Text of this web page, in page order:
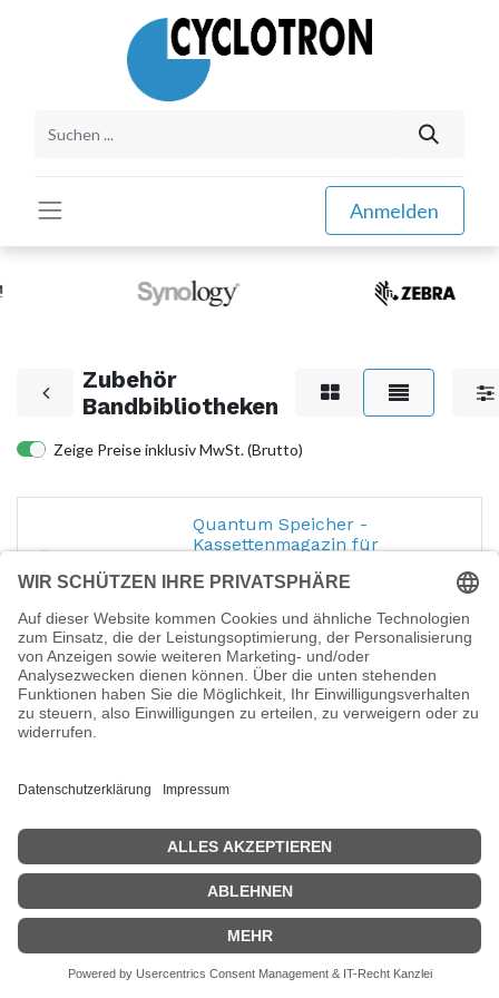
Anmelden
Zubehör
Bandbibliotheken
Zeige Preise inklusiv MwSt. (Brutto)
Quantum Speicher -
Kassettenmagazin für
EAN:0768268022706
Quantum - Speicher - Kassettenmagazin
für automatisches Laden - Kapazität: 8 DLT-
Bänder - für P/N: EC-S23AA-YF, EC-S23AC-
YF, EC-S26AA-YF, EC-SL3AA-YF, EC-SL3AC-
YF, EC-SL6AA-YF
681,70€
Quantum LTO-4 Barcode
Strichcodeetiketten (Packung
mit 100)
Hersteller-Nr.:3-04307-11
EAN:0768268026667
Quantum LTO-4 Barcode Labels 000101-
000200 - Strichcodeetiketten (Packung mit